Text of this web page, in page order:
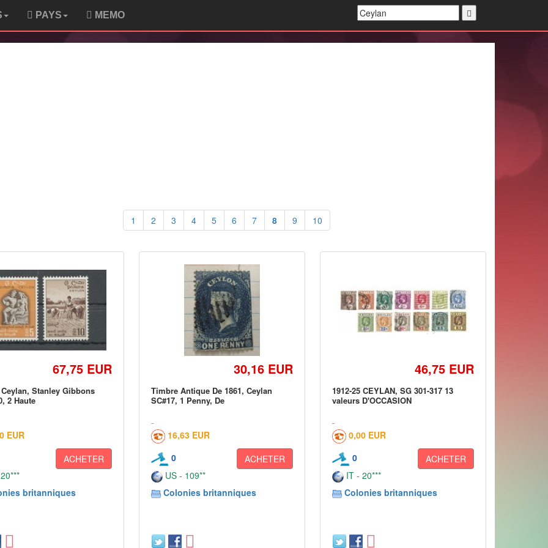
PAYS MEMO
1 2 3 4 5 6 7 8 9 10
67,75 EUR
Ceylan, Stanley Gibbons
2 Haute
EUR
ACHETER
britanniques
30,16 EUR
Timbre Antique De 1861, Ceylan
SC#17, 1 Penny, De
16,63 EUR
0
ACHETER
US - 109**
Colonies britanniques
46,75 EUR
1912-25 CEYLAN, SG 301-317 13
valeurs D'OCCASION
0,00 EUR
0
ACHETER
IT - 20***
Colonies britanniques